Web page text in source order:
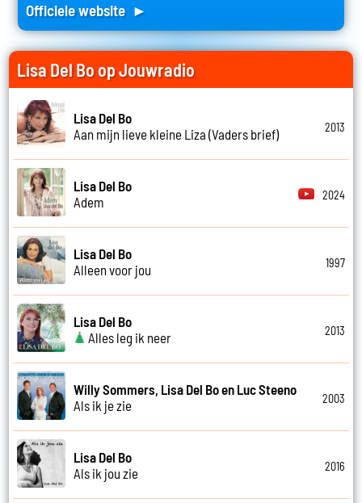
Officiele website ►
Lisa Del Bo op Jouwradio
Lisa Del Bo
Aan mijn lieve kleine Liza (Vaders brief)
2013
Lisa Del Bo
Adem
2024
Lisa Del Bo
Alleen voor jou
1997
Lisa Del Bo
Alles leg ik neer
2013
Willy Sommers, Lisa Del Bo en Luc Steeno
Als ik je zie
2003
Lisa Del Bo
Als ik jou zie
2016